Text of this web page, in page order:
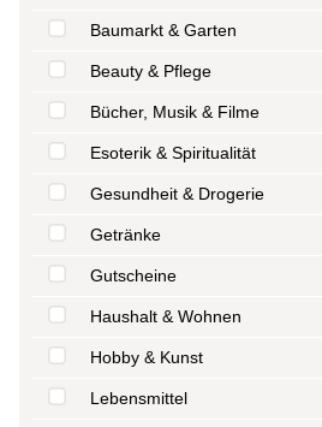
Baumarkt & Garten
Beauty & Pflege
Bücher, Musik & Filme
Esoterik & Spiritualität
Gesundheit & Drogerie
Getränke
Gutscheine
Haushalt & Wohnen
Hobby & Kunst
Lebensmittel